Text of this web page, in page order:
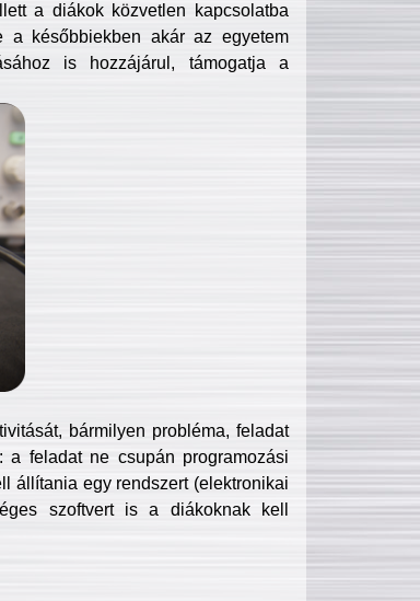
a diákok közvetlen kapcsolatba
a későbbiekben akár az egyetem
is hozzájárul, támogatja a
bármilyen probléma, feladat
a feladat ne csupán programozási
állítania egy rendszert (elektronikai
szoftvert is a diákoknak kell